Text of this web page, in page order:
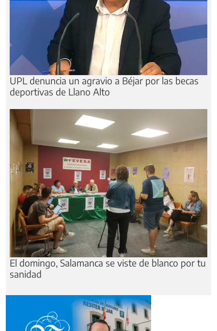
UPL denuncia un agravio a Béjar por las becas
deportivas de Llano Alto
El domingo, Salamanca se viste de blanco por tu
sanidad